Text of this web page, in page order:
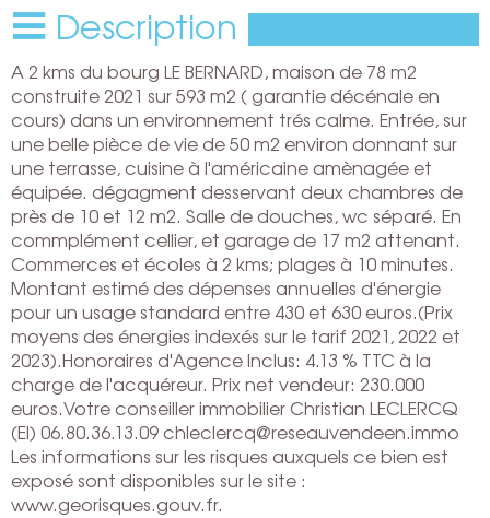
Description
A 2 kms du bourg LE BERNARD, maison de 78 m2
construite 2021 sur 593 m2 ( garantie décénale en
cours) dans un environnement trés calme. Entrée, sur
une belle pièce de vie de 50 m2 environ donnant sur
une terrasse, cuisine à l'américaine amènagée et
équipée. dégagment desservant deux chambres de
près de 10 et 12 m2. Salle de douches, wc séparé. En
commplément cellier, et garage de 17 m2 attenant.
Commerces et écoles à 2 kms; plages à 10 minutes.
Montant estimé des dépenses annuelles d'énergie
pour un usage standard entre 430 et 630 euros.(Prix
moyens des énergies indexés sur le tarif 2021, 2022 et
2023).Honoraires d'Agence Inclus: 4.13 % TTC à la
charge de l'acquéreur. Prix net vendeur: 230.000
euros.Votre conseiller immobilier Christian LECLERCQ
(EI) 06.80.36.13.09 chleclercq@reseauvendeen.immo
Les informations sur les risques auxquels ce bien est
exposé sont disponibles sur le site :
www.georisques.gouv.fr.